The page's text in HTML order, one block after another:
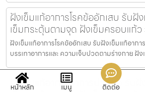
ฝังเข็มแก้อาการโรคข้ออักเสบ รับฝั
เข็มกระตุ้นตามจุด ฝังเข็มครอบแก้ว
ฝังเข็มแก้อาการโรคข้ออักเสบ รับฝังเข็มแก้อาก
บรรเทาอาการและ ความเจ็บปวดตามร่างกาย ฝัง
ฝังเข็มแก้อาการอาการปวดคอ รับฝั
หน้าหลัก เมนู ติดต่อ